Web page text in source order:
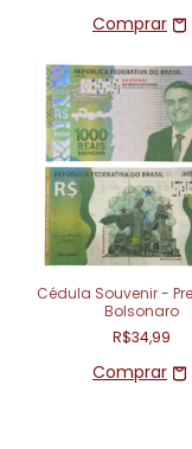
Cédula Souvenir -
Bolsonaro
R$34,99